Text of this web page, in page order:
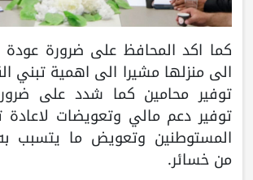
كما اكد المحافظ على ضرورة عودة
الى منزلها مشيرا الى اهمية تبني
توفير محامين كما شدد على
توفير دعم مالي وتعويضات لاعادة
المستوطنين وتعويض ما يتسبب
من خسائر.